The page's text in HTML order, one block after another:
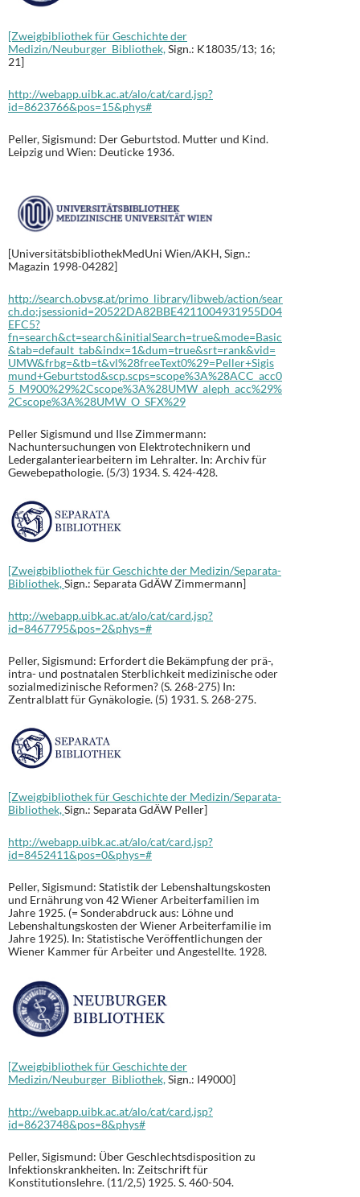
[Zweigbibliothek für Geschichte der
Medizin/Neuburger Bibliothek,Sign.: K18035/13; 16;
21]
http://webapp.uibk.ac.at/alo/cat/card.jsp?
id=8623766&pos=15&phys#
Peller, Sigismund: Der Geburtstod. Mutter und Kind.
Leipzig und Wien: Deuticke 1936.
[UniversitätsbibliothekMedUni Wien/AKH, Sign.:
Magazin 1998-04282]
http://search.obvsg.at/primo_library/libweb/action/sear
ch.do;jsessionid=20522DA82BBE4211004931955D04
EFC5?
fn=search&ct=search&initialSearch=true&mode=Basic
&tab=default_tab&indx=1&dum=true&srt=rank&vid=
UMW&frbg=&tb=t&vl%28freeText0%29=Peller+Sigis
mund+Geburtstod&scp.scps=scope%3A%28ACC_acc0
5_M900%29%2Cscope%3A%28UMW_aleph_acc%29%
2Cscope%3A%28UMW_O_SFX%29
Peller Sigismund und Ilse Zimmermann:
Nachuntersuchungen von Elektrotechnikern und
Ledergalanteriearbeitern im Lehralter. In: Archiv für
Gewebepathologie. (5/3) 1934. S. 424-428.
[Zweigbibliothek für Geschichte der Medizin/Separata-
Bibliothek,Sign.: Separata GdÄW Zimmermann]
http://webapp.uibk.ac.at/alo/cat/card.jsp?
id=8467795&pos=2&phys=#
Peller, Sigismund: Erfordert die Bekämpfung der prä-,
intra- und postnatalen Sterblichkeit medizinische oder
sozialmedizinische Reformen? (S. 268-275) In:
Zentralblatt für Gynäkologie. (5) 1931. S. 268-275.
[Zweigbibliothek für Geschichte der Medizin/Separata-
Bibliothek,Sign.: Separata GdÄW Peller]
http://webapp.uibk.ac.at/alo/cat/card.jsp?
id=8452411&pos=0&phys=#
Peller, Sigismund: Statistik der Lebenshaltungskosten
und Ernährung von 42 Wiener Arbeiterfamilien im
Jahre 1925. (= Sonderabdruck aus: Löhne und
Lebenshaltungskosten der Wiener Arbeiterfamilie im
Jahre 1925). In: Statistische Veröffentlichungen der
Wiener Kammer für Arbeiter und Angestellte. 1928.
[Zweigbibliothek für Geschichte der
Medizin/Neuburger Bibliothek,Sign.: I49000]
http://webapp.uibk.ac.at/alo/cat/card.jsp?
id=8623748&pos=8&phys#
Peller, Sigismund: Über Geschlechtsdisposition zu
Infektionskrankheiten. In: Zeitschrift für
Konstitutionslehre. (11/2,5) 1925. S. 460-504.